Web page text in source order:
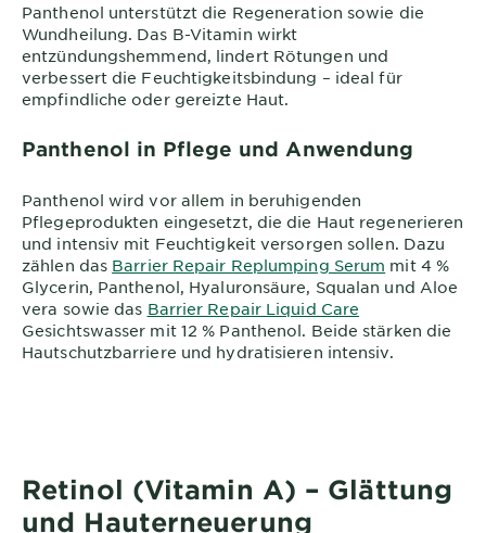
Panthenol unterstützt die Regeneration sowie die
Wundheilung. Das B-Vitamin wirkt
entzündungshemmend, lindert Rötungen und
verbessert die Feuchtigkeitsbindung – ideal für
empfindliche oder gereizte Haut.
Panthenol in Pflege und Anwendung
Panthenol wird vor allem in beruhigenden
Pflegeprodukten eingesetzt, die die Haut regenerieren
und intensiv mit Feuchtigkeit versorgen sollen. Dazu
zählen das Barrier Repair Replumping Serum mit 4 %
Glycerin, Panthenol, Hyaluronsäure, Squalan und Aloe
vera sowie das Barrier Repair Liquid Care
Gesichtswasser mit 12 % Panthenol. Beide stärken die
Hautschutzbarriere und hydratisieren intensiv.
Retinol (Vitamin A) – Glättung
und Hauterneuerung